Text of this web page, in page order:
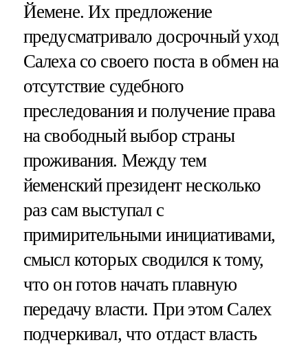
Йемене. Их предложение
предусматривало досрочный уход
Салеха со своего поста в обмен на
отсутствие судебного
преследования и получение права
на свободный выбор страны
проживания. Между тем
йеменский президент несколько
раз сам выступал с
примирительными инициативами,
смысл которых сводился к тому,
что он готов начать плавную
передачу власти. При этом Салех
подчеркивал, что отдаст власть